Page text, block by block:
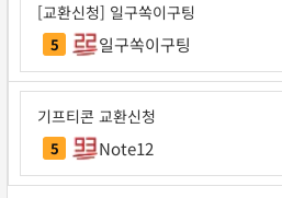
[교환신청] 일구쏙이구팅
5 일구쏙이구팅
기프티콘 교환신청
5 Note12